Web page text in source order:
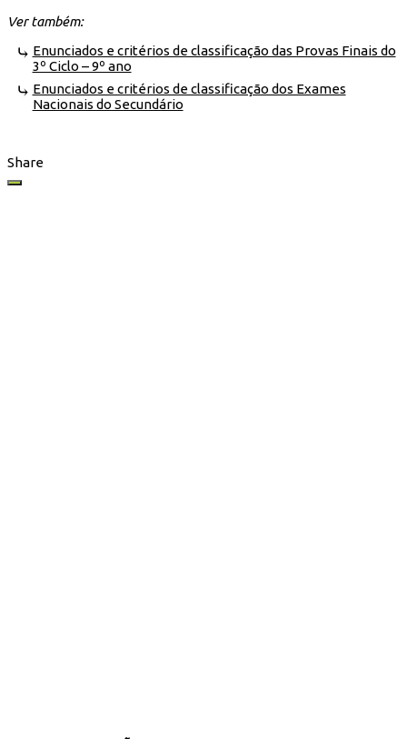
Ver também:
Enunciados e critérios de classificação das Provas Finais do
3º Ciclo – 9º ano
Enunciados e critérios de classificação dos Exames
Nacionais do Secundário
Share